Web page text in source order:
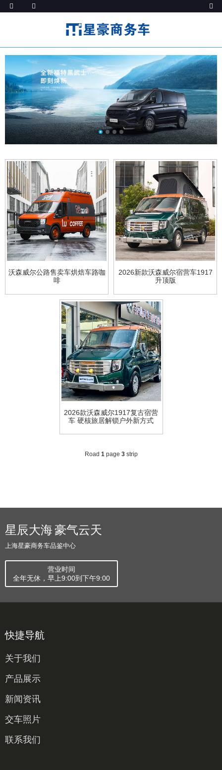
沃森威尔公路售卖车烘焙车路咖
啡
2026新款沃森威尔宿营车1917
升顶版
2026款沃森威尔1917复古宿营
车 硬核旅居解锁户外新方式
Road 1page 3strip
星辰大海 豪气云天
上海星豪商务车品鉴中心
营业时间
全年无休，早上9:00到下午9:00
快捷导航
关于我们
产品展示
新闻资讯
交车照片
联系我们